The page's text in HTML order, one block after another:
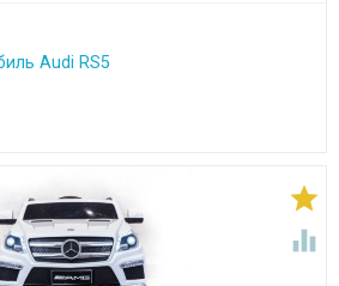
Audi RS5

